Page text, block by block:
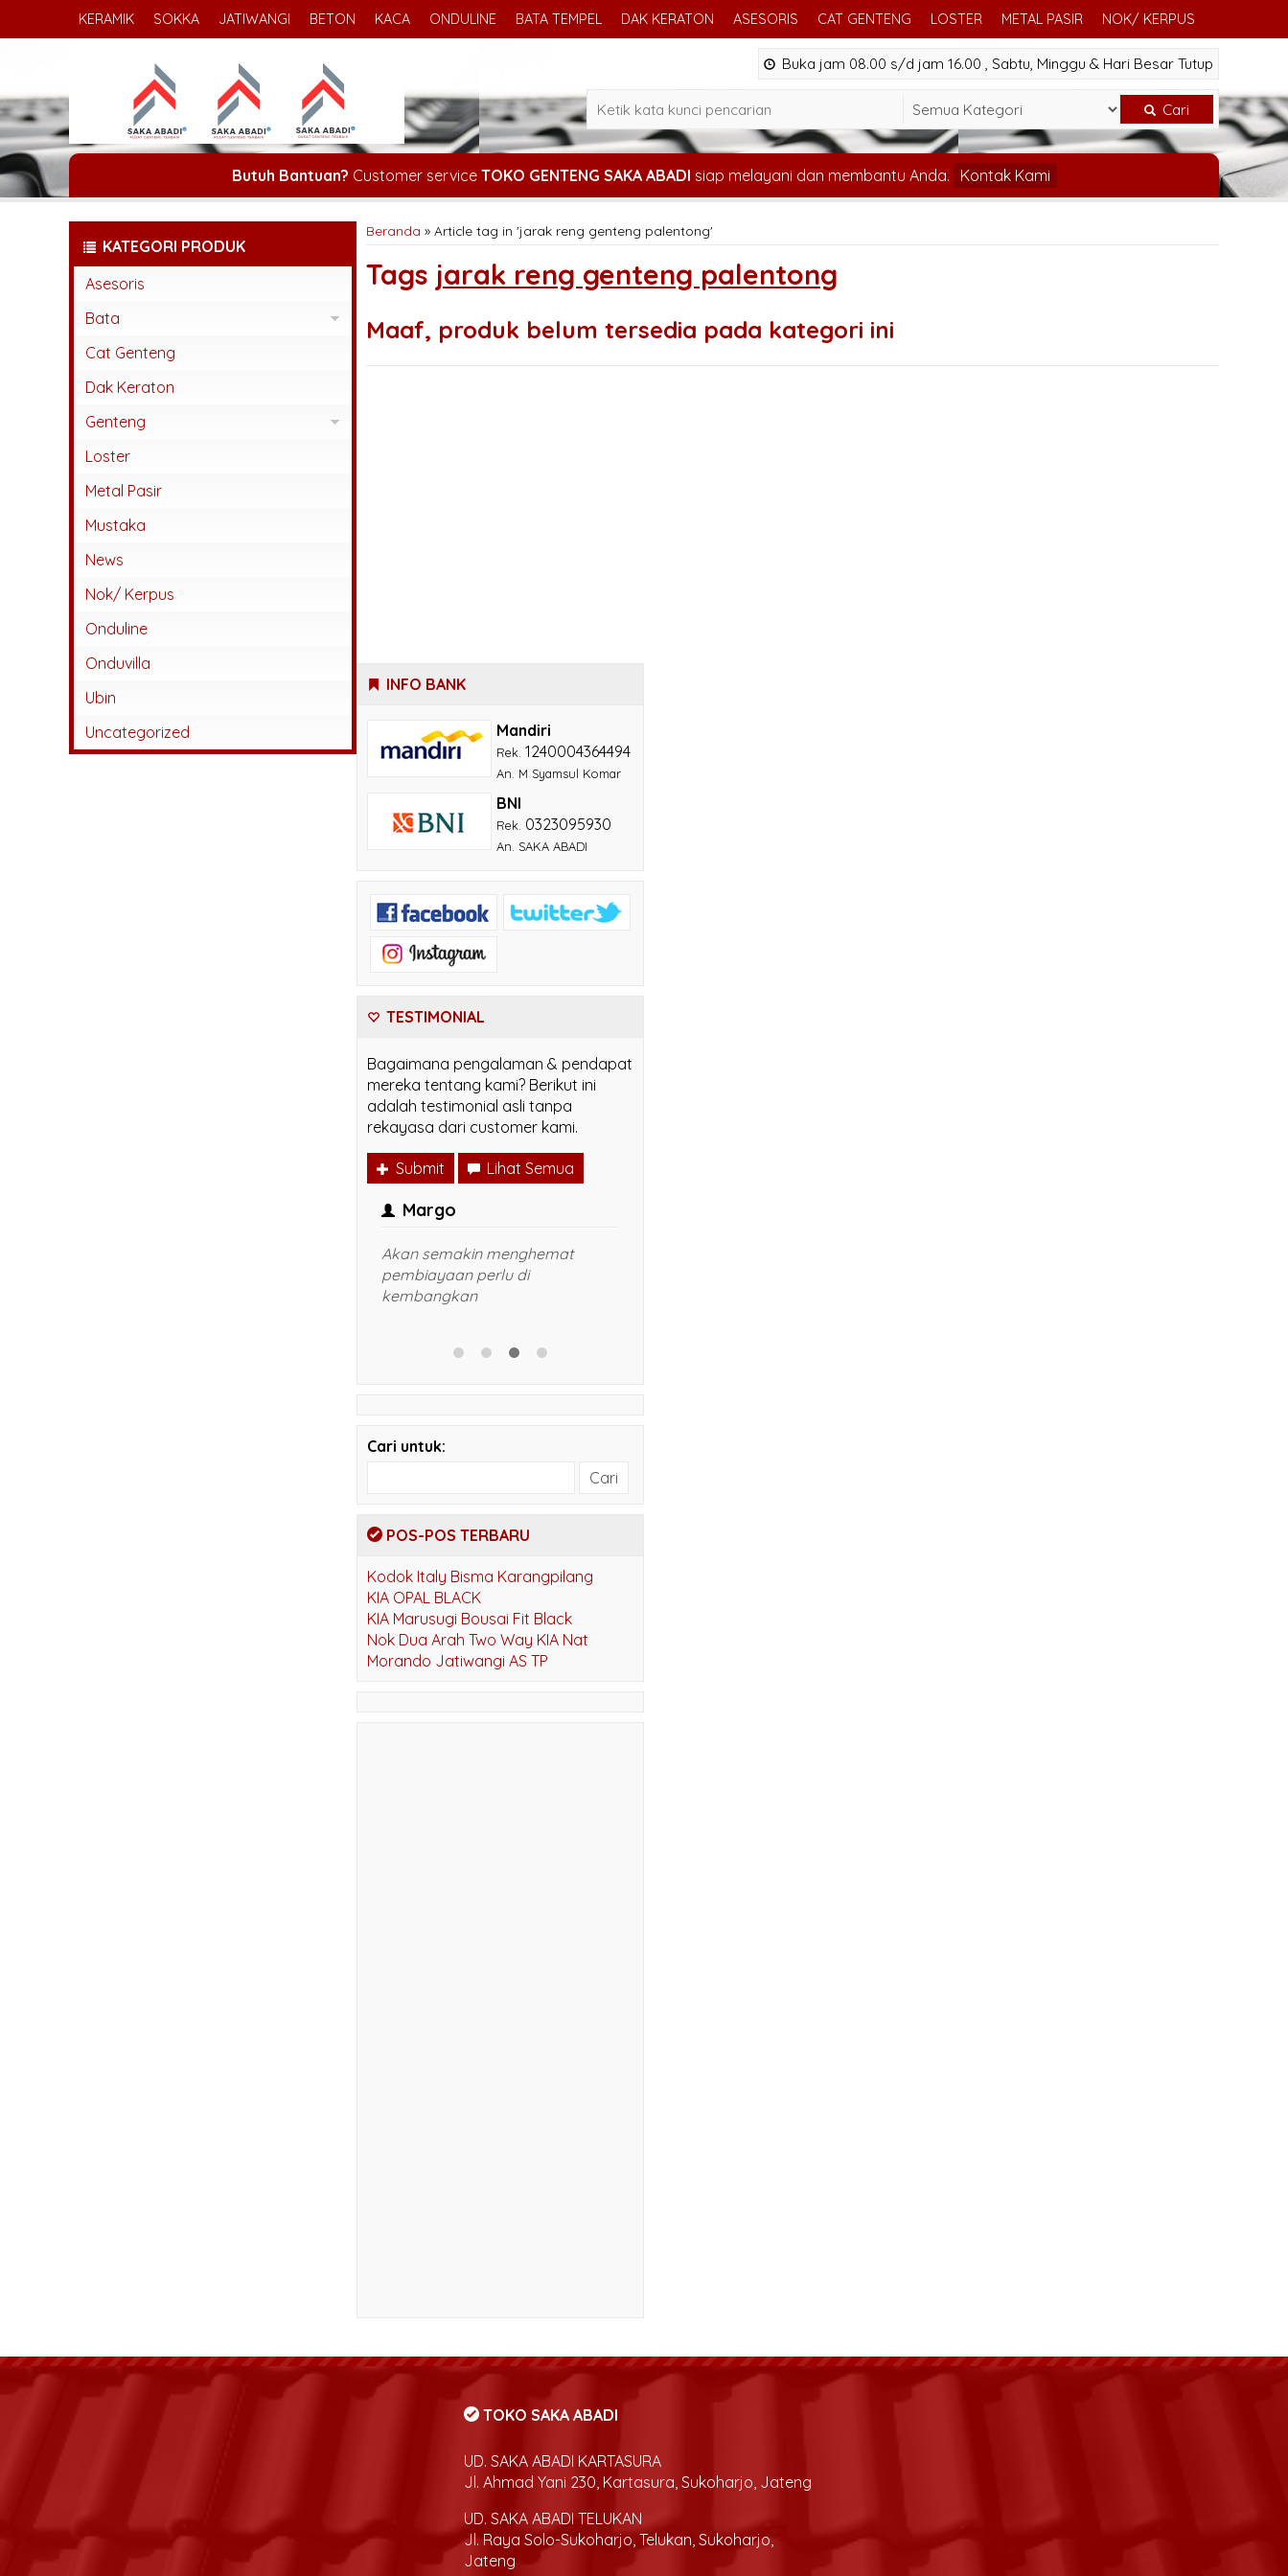
KERAMIK SOKKA JATIWANGI BETON KACA ONDULINE BATA TEMPEL DAK KERATON ASESORIS CAT GENTENG LOSTER METAL PASIR NOK/ KERPUS
Buka jam 08.00 s/d jam 16.00 , Sabtu, Minggu & Hari Besar Tutup
Cari
Butuh Bantuan? Customer service TOKO GENTENG SAKA ABADI siap melayani dan membantu Anda. Kontak Kami
Beranda » Article tag in 'jarak reng genteng palentong'
Tags jarak reng genteng palentong
Maaf, produk belum tersedia pada kategori ini
KATEGORI PRODUK
Asesoris
Bata
Bata Espos
Bata Press
Bata Tempel
Cat Genteng
Dak Keraton
Genteng
Abadi
Beton
Jatiwangi
Kaca
Karangpilang
Keramik
Loster
Metal Pasir
Mustaka
News
Nok/ Kerpus
Onduline
Onduvilla
Ubin
Uncategorized
INFO BANK
Mandiri
Rek. 1240004364494
An. M Syamsul Komar
BNI
Rek. 0323095930
An. SAKA ABADI
TESTIMONIAL
Bagaimana pengalaman & pendapat
mereka tentang kami? Berikut ini
adalah testimonial asli tanpa
rekayasa dari customer kami.
Submit Lihat Semua
admin
Harga masih seperti di website
pak. Gambarnya juga. Posisi
kami di kartasura. Silahkan
Kodok Italy Bisma Karangpilang
KIA OPAL BLACK
KIA Marusugi Bousai Fit Black
Nok Dua Arah Two Way KIA Nat
UD. SAKA ABADI KARTASURA
UD. SAKA ABADI TELUKAN
Jl. Raya Solo-Sukoharjo, Telukan, Sukoharjo,